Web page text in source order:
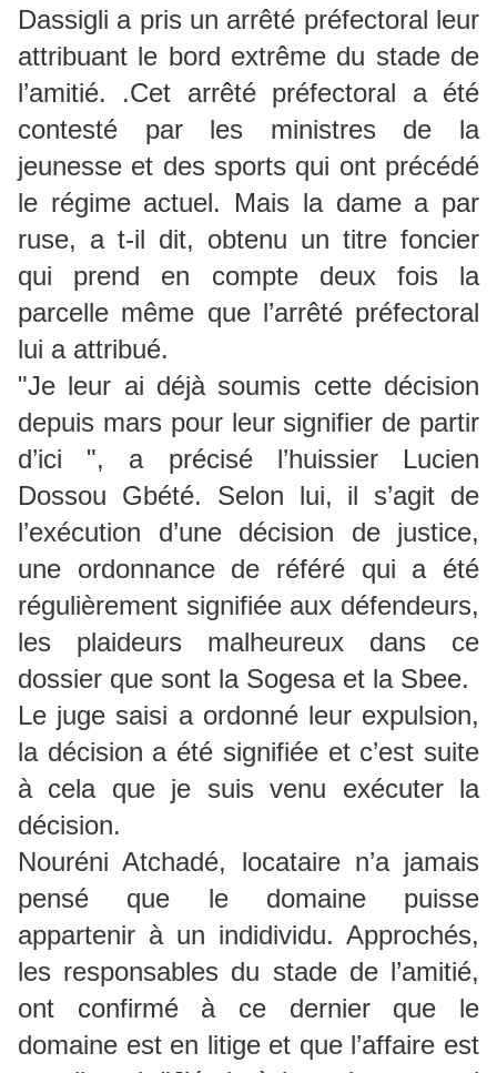
Dassigli a pris un arrêté préfectoral leur
attribuant le bord extrême du stade de
l’amitié. .Cet arrêté préfectoral a été
contesté par les ministres de la
jeunesse et des sports qui ont précédé
le régime actuel. Mais la dame a par
ruse, a t-il dit, obtenu un titre foncier
qui prend en compte deux fois la
parcelle même que l’arrêté préfectoral
lui a attribué.
"Je leur ai déjà soumis cette décision
depuis mars pour leur signifier de partir
d’ici ", a précisé l’huissier Lucien
Dossou Gbété. Selon lui, il s’agit de
l’exécution d’une décision de justice,
une ordonnance de référé qui a été
régulièrement signifiée aux défendeurs,
les plaideurs malheureux dans ce
dossier que sont la Sogesa et la Sbee.
Le juge saisi a ordonné leur expulsion,
la décision a été signifiée et c’est suite
à cela que je suis venu exécuter la
décision.
Nouréni Atchadé, locataire n’a jamais
pensé que le domaine puisse
appartenir à un indidividu. Approchés,
les responsables du stade de l’amitié,
ont confirmé à ce dernier que le
domaine est en litige et que l’affaire est